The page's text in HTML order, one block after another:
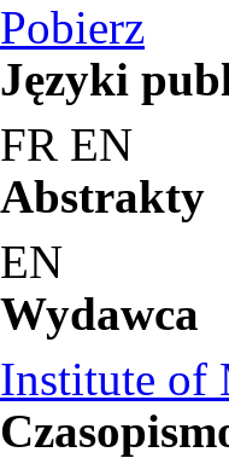
Pobierz
Języki
FR EN
Abstrakty
EN
Wydawca
Institute of